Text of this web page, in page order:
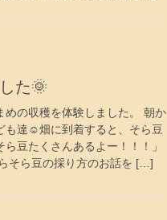
た🌞
めの収穫を体験しました。 朝か
も達☺畑に到着すると、そら豆
豆たくさんあるよー！！！」
そら豆の採り方のお話を […]